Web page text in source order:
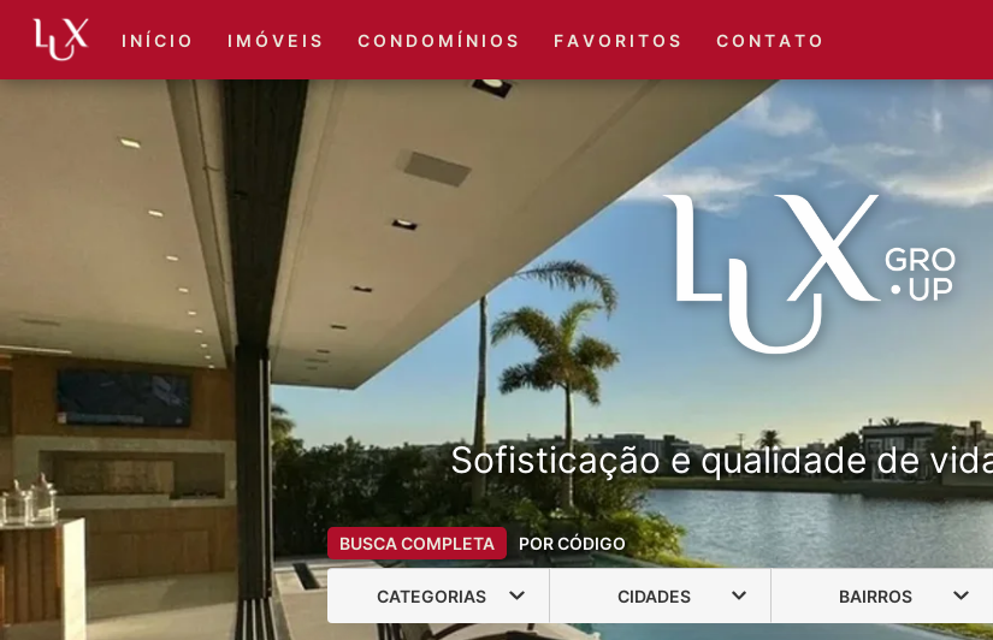
(51) 3416-6660
I N Í C I O I M Ó V E I S C O N D O M Í N I O S F A V O R I T O S C O N T A T O
Sofisticação e qualidade de
BUSCA COMPLETA POR CÓDIGO
CATEGORIAS CIDADES BAIRROS